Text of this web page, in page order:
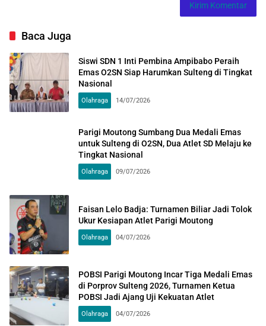
Baca Juga
Siswi SDN 1 Inti Pembina Ampibabo Peraih
Emas O2SN Siap Harumkan Sulteng di Tingkat
Nasional
Olahraga 14/07/2026
Parigi Moutong Sumbang Dua Medali Emas
untuk Sulteng di O2SN, Dua Atlet SD Melaju ke
Tingkat Nasional
Olahraga 09/07/2026
Faisan Lelo Badja: Turnamen Biliar Jadi Tolok
Ukur Kesiapan Atlet Parigi Moutong
Olahraga 04/07/2026
POBSI Parigi Moutong Incar Tiga Medali Emas
di Porprov Sulteng 2026, Turnamen Ketua
POBSI Jadi Ajang Uji Kekuatan Atlet
Olahraga 04/07/2026